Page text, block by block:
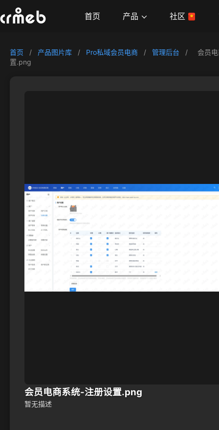
首页 产品 社区
首页 / 产品图片库 / Pro私域会员电商 / 管理后台 /
会员
置.png
会员电商系统-注册设置.png
暂无描述